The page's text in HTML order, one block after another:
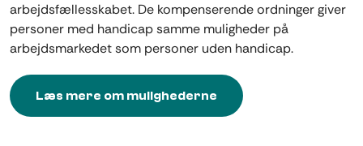
arbejdsfællesskabet. De kompenserende ordninger giver
personer med handicap samme muligheder på
arbejdsmarkedet som personer uden handicap.
Læs mere om mulighederne